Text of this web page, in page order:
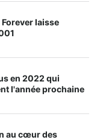
Forever laisse
en 2022 qui
l'année prochaine
au cœur des